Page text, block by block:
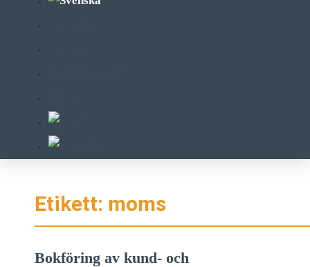
Etikett: moms
Bokföring av kund- och